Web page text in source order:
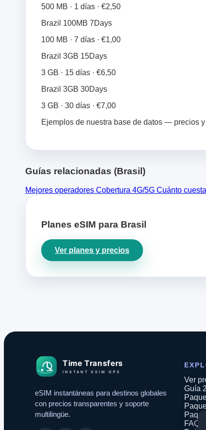
500 MB · 1 días · €2,50
Brazil 100MB 7Days
100 MB · 7 días · €1,00
Brazil 3GB 15Days
3 GB · 15 días · €6,50
Brazil 3GB 30Days
3 GB · 30 días · €7,00
Ejemplos de nuestra base de datos — precios
Guías relacionadas (Brasil)
Mejores operadores Cobertura 4G/5G Cuánto
Planes eSIM para Brasil
Ver planes y precios
eSIM instantáneas para destinos globales
con precios transparentes y soporte
multilingüe.
Ver
Guía
FAQ